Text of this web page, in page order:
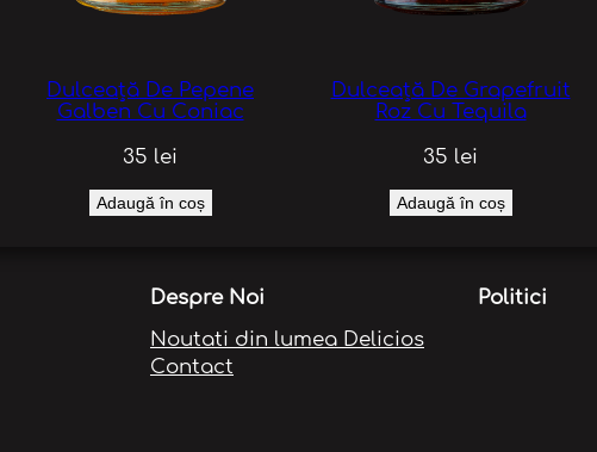
Dulceață De Pepene
Galben Cu Coniac
35 lei
Adaugă în coș
Dulceață De Grapefruit
Roz Cu Tequila
35 lei
Adaugă în coș
Despre Noi
Noutati din lumea Delicios
Contact
Politici